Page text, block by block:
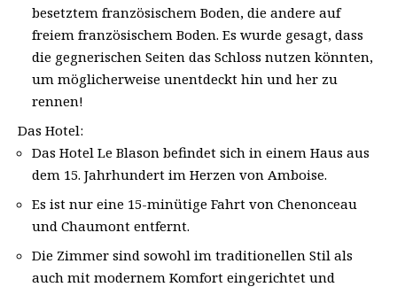
besetztem französischem Boden, die andere auf
freiem französischem Boden. Es wurde gesagt, dass
die gegnerischen Seiten das Schloss nutzen könnten,
um möglicherweise unentdeckt hin und her zu
rennen!
Das Hotel:
Das Hotel Le Blason befindet sich in einem Haus aus
dem 15. Jahrhundert im Herzen von Amboise.
Es ist nur eine 15-minütige Fahrt von Chenonceau
und Chaumont entfernt.
Die Zimmer sind sowohl im traditionellen Stil als
auch mit modernem Komfort eingerichtet und